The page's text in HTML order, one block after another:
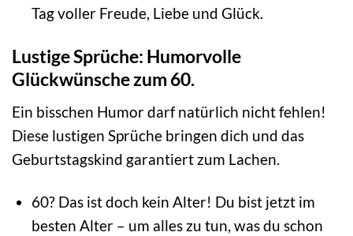
Tag voller Freude, Liebe und Glück.
Lustige Sprüche: Humorvolle
Glückwünsche zum 60.
Ein bisschen Humor darf natürlich nicht fehlen!
Diese lustigen Sprüche bringen dich und das
Geburtstagskind garantiert zum Lachen.
60? Das ist doch kein Alter! Du bist jetzt im
besten Alter – um alles zu tun, was du schon